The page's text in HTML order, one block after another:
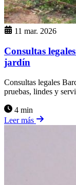
11 mar. 2026
Consultas
jardín
Consultas legales
pruebas, lindes y
4 min
Leer más